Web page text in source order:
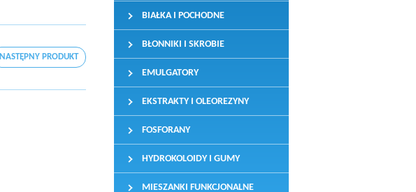
BIAŁKA I POCHODNE
BŁONNIKI I SKROBIE
EMULGATORY
EKSTRAKTY I OLEOREZYNY
FOSFORANY
HYDROKOLOIDY I GUMY
MIESZANKI FUNKCJONALNE
NASTĘPNY PRODUKT